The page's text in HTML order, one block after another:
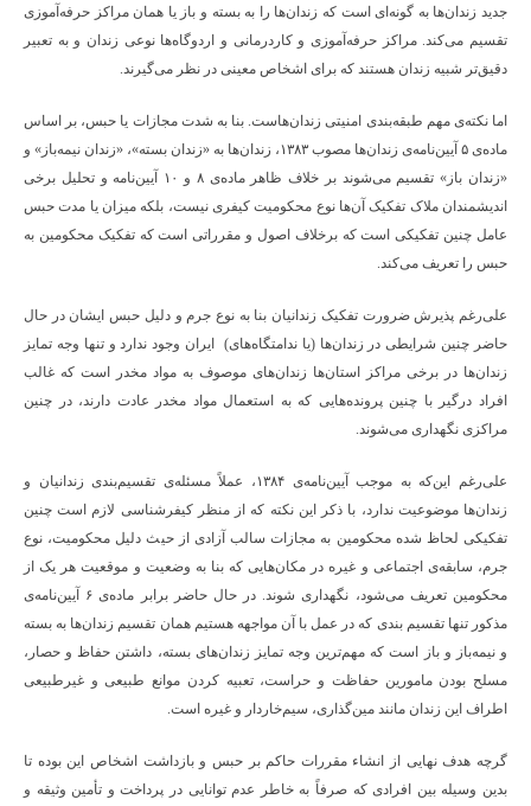
جدید زندان‌ها به گونه‌ای است که زندان‌ها را به بسته و باز یا همان مراکز حرفه‌آموزی
تقسیم می‌کند. مراکز حرفه‌آموزی و کاردرمانی و اردوگاه‌ها نوعی زندان و به تعبیر
دقیق‌تر شبیه زندان هستند که برای اشخاص معینی در نظر می‌گیرند.
اما نکته‌ی مهم طبقه‌بندی امنیتی زندان‌هاست. بنا به شدت مجازات یا حبس، بر اساس
ماده‌ی ۵ آیین‌نامه‌ی زندان‌ها مصوب ۱۳۸۳، زندان‌ها به «زندان بسته»، «زندان نیمه‌باز» و
«زندان باز» تقسیم می‌شوند بر خلاف ظاهر ماده‌ی ۸ و ۱۰ آیین‌نامه و تحلیل برخی
اندیشمندان ملاک تفکیک آن‌ها نوع محکومیت کیفری نیست، بلکه میزان یا مدت حبس
عامل چنین تفکیکی است که برخلاف اصول و مقرراتی است که تفکیک محکومین به
حبس را تعریف می‌کند.
علی‌رغم پذیرش ضرورت تفکیک زندانیان بنا به نوع جرم و دلیل حبس ایشان در حال
حاضر چنین شرایطی در زندان‌ها (یا ندامتگاه‌های) ایران وجود ندارد و تنها وجه تمایز
زندان‌ها در برخی مراکز استان‌ها زندان‌های موصوف به مواد مخدر است که غالب
افراد درگیر با چنین پرونده‌هایی که به استعمال مواد مخدر عادت دارند، در چنین
مراکزی نگهداری می‌شوند.
علی‌رغم این‌که به موجب آیین‌نامه‌ی ۱۳۸۴، عملاً مسئله‌ی تقسیم‌بندی زندانیان و
زندان‌ها موضوعیت ندارد، با ذکر این نکته که از منظر کیفرشناسی لازم است چنین
تفکیکی لحاظ شده محکومین به مجازات سالب آزادی از حیث دلیل محکومیت، نوع
جرم، سابقه‌ی اجتماعی و غیره در مکان‌هایی که بنا به وضعیت و موقعیت هر یک از
محکومین تعریف می‌شود، نگهداری شوند. در حال حاضر برابر ماده‌ی ۶ آیین‌نامه‌ی
مذکور تنها تقسیم بندی که در عمل با آن مواجهه هستیم همان تقسیم زندان‌ها به بسته
و نیمه‌باز و باز است که مهم‌ترین وجه تمایز زندان‌های بسته، داشتن حفاظ و حصار،
مسلح بودن مامورین حفاظت و حراست، تعبیه کردن موانع طبیعی و غیرطبیعی
اطراف این زندان مانند مین‌گذاری، سیم‌خاردار و غیره است.
گرچه هدف نهایی از انشاء مقررات حاکم بر حبس و بازداشت اشخاص این بوده تا
بدین وسیله بین افرادی که صرفاً به خاطر عدم توانایی در پرداخت و تأمین وثیقه و